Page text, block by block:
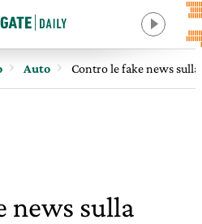
Auto Contro le fake news
news sulla